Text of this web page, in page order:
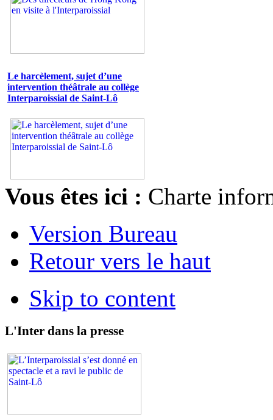
Le harcèlement, sujet d’une
intervention théâtrale au collège
Interparoissial de Saint-Lô
Vous êtes ici : Charte
Version Bureau
Retour vers le haut
Skip to content
L'Inter dans la presse